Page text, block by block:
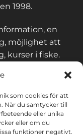
som cookies för att
När du samtycker till
eller unika
eller om du
funktioner negativt.
1998.
en
möjlighet att
kurser i fiske.